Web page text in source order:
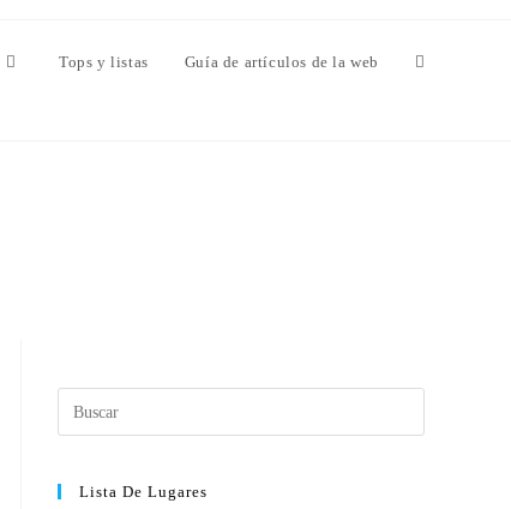
Tops y listas Guía de artículos de la web
Lista De Lugares